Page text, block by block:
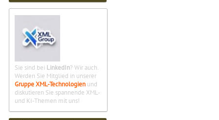
Sie sind bei LinkedIn? Wir auch.
Werden Sie Mitglied in unserer
Gruppe XML-Technologien und
diskutieren Sie spannende XML-
und KI-Themen mit uns!